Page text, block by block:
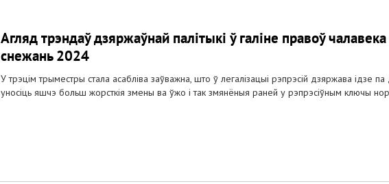
Агляд трэндаў дзяржаўнай палітыкі ў галіне правоў
снежань 2024
У трэцім трыместры стала асабліва заўважна, што ў легалізацыі рэпрэсій дзяржава ідзе
уносіць яшчэ больш жорсткія змены ва ўжо і так змянёныя раней у рэпрэсіўным ключы